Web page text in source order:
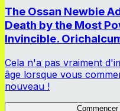
The Ossan Newbie
Death by the Most
Invincible.
Cela n'a pas vraiment
âge lorsque vous
nouveau !
Commencer